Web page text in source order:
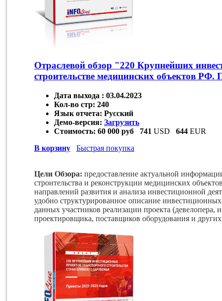
Отраслевой обзор "220 Крупнейших
строительстве медицинских объектов РФ.
Дата выхода : 03.04.2023
Кол-во стр: 240
Язык отчета: Русский
Демо-версия: Загрузить
Стоимость: 60 000 руб 741 USD 644 EUR
В корзину
Быстрая покупка
Цели Обзора: предоставление актуальной
строительства и реконструкции медицинских
направлений развития и анализа инвестиционной
удобно структурированное описание
данных участников реализации проекта (девелопера,
проектировщика, поставщиков оборудования и